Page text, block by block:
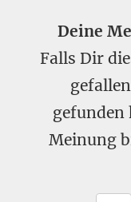
Deine
Falls Dir
gefunden
Meinung